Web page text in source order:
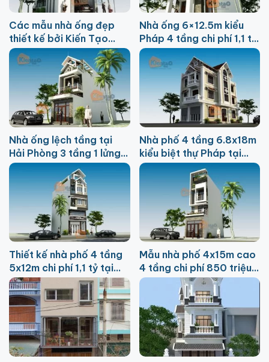
Các mẫu nhà ống đẹp
thiết kế bởi Kiến Tạo
Việt
Nhà ống 6×12.5m kiểu
Pháp 4 tầng chi phí 1,1 tỷ
tại Thanh Trì
Nhà ống lệch tầng tại
Hải Phòng 3 tầng 1 lửng
4.1x24m
Nhà phố 4 tầng 6.8x18m
kiểu biệt thự Pháp tại
Sóc Sơn
Thiết kế nhà phố 4 tầng
5x12m chi phí 1,1 tỷ tại
Hải Dương
Mẫu nhà phố 4x15m cao
4 tầng chi phí 850 triệu
tại Thái Bình